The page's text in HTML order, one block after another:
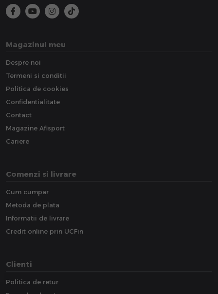
Magazinul meu
Despre noi
Termeni si conditii
Politica de cookies
Confidentialitate
Contact
Magazine Afisport
Cariere
Comenzi si livrare
Cum cumpar
Metoda de plata
Informatii de livrare
Credit online prin UCFin
Clienti
Politica de retur